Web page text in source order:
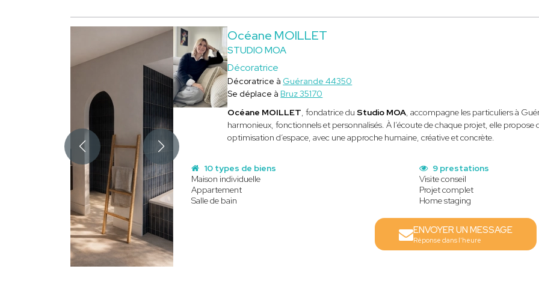
Océane MOILLET
STUDIO MOA
Décoratrice
Décoratrice à Guérande 44350
Se déplace à Bruz 35170
Océane MOILLET, fondatrice duStudio MOA, accompagne les particuliers à
harmonieux, fonctionnels et personnalisés. À l’écoute de chaque projet, elle
optimisation d’espace, avec une approche humaine, créative et concrète.
10 types de biens
Maison individuelle
Appartement
Salle de bain
9 prestations
Visite conseil
Projet complet
Home staging
ENVOYER UN MESSAGE
Réponse dans l'heure